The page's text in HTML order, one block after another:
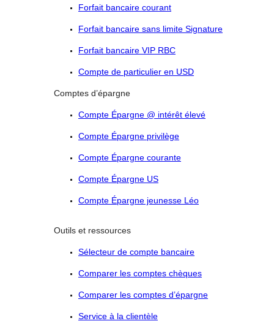
Forfait bancaire courant
Forfait bancaire sans limite Signature
Forfait bancaire VIP RBC
Compte de particulier en USD
Comptes d’épargne
Compte Épargne @ intérêt élevé
Compte Épargne privilège
Compte Épargne courante
Compte Épargne US
Compte Épargne jeunesse Léo
Outils et ressources
Sélecteur de compte bancaire
Comparer les comptes chèques
Comparer les comptes d’épargne
Service à la clientèle